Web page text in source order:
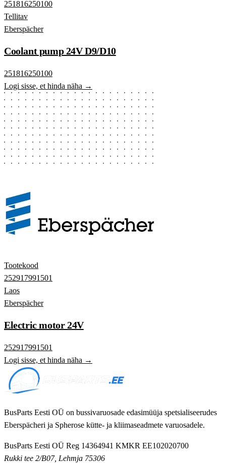
251816250100
Tellitav
Eberspächer
Coolant pump 24V D9/D10
251816250100
Logi sisse, et hinda näha →
Tootekood
252917991501
Laos
Eberspächer
Electric motor 24V
252917991501
Logi sisse, et hinda näha →
BusParts Eesti OÜ on bussivaruosade edasimüüja spetsialiseerudes
Eberspächeri ja Spherose kütte- ja kliimaseadmete varuosadele.
BusParts Eesti OÜ Reg 14364941 KMKR EE102020700
Rukki tee 2/B07, Lehmja 75306